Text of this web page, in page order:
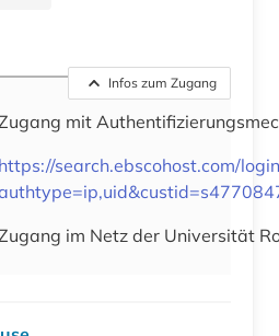
Infos zum Zugang
mit
https://search.ebscohost.com/
im Netz der Universität